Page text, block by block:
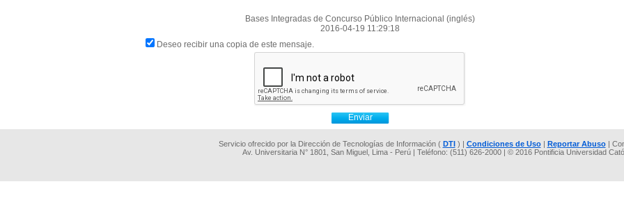
Bases Integradas de Concurso Público Internacional (inglés)
2016-04-19 11:29:18
Deseo recibir una copia de este mensaje.
Servicio ofrecido por la Dirección de Tecnologías de Información ( DTI) | Condiciones de Uso| Reportar Abuso|
Av. Universitaria N° 1801, San Miguel, Lima - Perú | Teléfono: (511) 626-2000 | © 2016 Pontificia Universidad